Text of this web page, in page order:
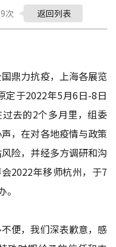
次 返回列表
鼎力抗疫，上海各展览
于2022年5月6日-8日
去的2个多月里，组委
，在对各地疫情与政策
险，并经多方调研和沟
2022年移师杭州，于7
便，我们深表歉意，感